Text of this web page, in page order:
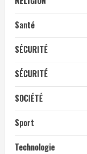
Santé
SÉCURITÉ
SÉCURITÉ
SOCIÉTÉ
Sport
Technologie